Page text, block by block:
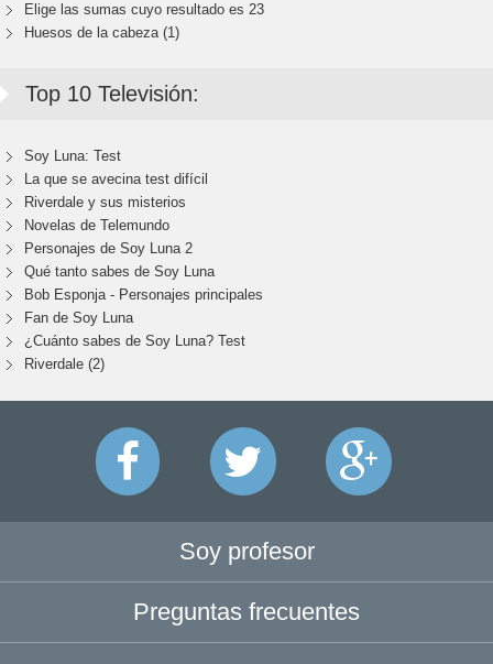
Elige las sumas cuyo resultado es 23
Huesos de la cabeza (1)
Top 10 Televisión:
Soy Luna: Test
La que se avecina test difícil
Riverdale y sus misterios
Novelas de Telemundo
Personajes de Soy Luna 2
Qué tanto sabes de Soy Luna
Bob Esponja - Personajes principales
Fan de Soy Luna
¿Cuánto sabes de Soy Luna? Test
Riverdale (2)
Soy profesor
Preguntas frecuentes